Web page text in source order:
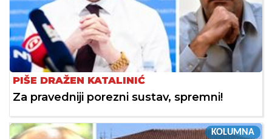
PIŠE DRAŽEN KATALINIĆ
Za pravedniji porezni sustav, spremni!
KOLUMNA